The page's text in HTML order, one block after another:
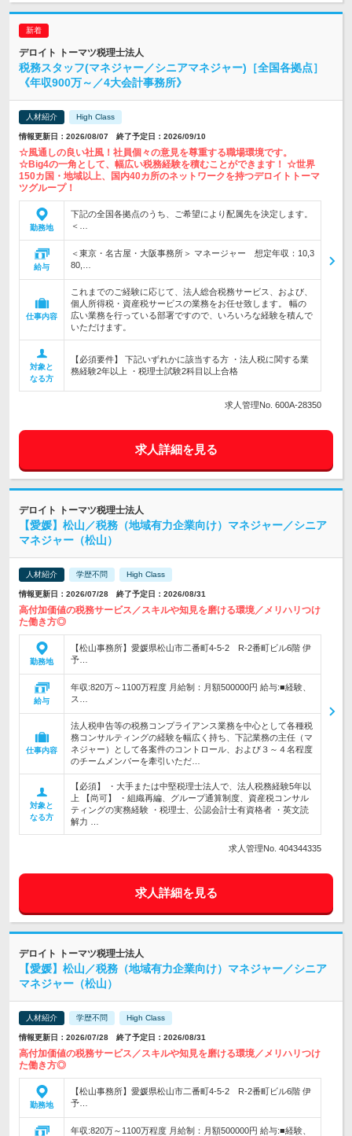
デロイト トーマツ税理士法人
税務スタッフ(マネジャー／シニアマネジャー)［全国各拠点］
《年収900万～／4大会計事務所》
人材紹介 High Class
情報更新日：2026/08/07 終了予定日：2026/09/10
☆風通しの良い社風！社員個々の意見を尊重する職場環境です。
☆Big4の一角として、幅広い税務経験を積むことができます！ ☆世界
150カ国・地域以上、国内40カ所のネットワークを持つデロイトトーマ
ツグループ！
勤務地
下記の全国各拠点のうち、ご希望により配属先を決定します。
＜…
給与
＜東京・名古屋・大阪事務所＞ マネージャー 想定年収：10,3
80,…
仕事内容
これまでのご経験に応じて、法人総合税務サービス、および、
個人所得税・資産税サービスの業務をお任せ致します。 幅の
広い業務を行っている部署ですので、いろいろな経験を積んで
いただけます。
対象と
なる方
【必須要件】 下記いずれかに該当する方 ・法人税に関する業
務経験2年以上 ・税理士試験2科目以上合格
求人管理No. 600A-28350
求人詳細を見る
デロイト トーマツ税理士法人
【愛媛】松山／税務（地域有力企業向け）マネジャー／シニア
マネジャー（松山）
人材紹介 学歴不問 High Class
情報更新日：2026/07/28 終了予定日：2026/08/31
高付加価値の税務サービス／スキルや知見を磨ける環境／メリハリつけ
た働き方◎
勤務地
【松山事務所】愛媛県松山市二番町4-5-2 R-2番町ビル6階 伊
予…
給与
年収:820万～1100万程度 月給制：月額500000円 給与:■経験、
ス…
仕事内容
法人税申告等の税務コンプライアンス業務を中心として各種税
務コンサルティングの経験を幅広く持ち、下記業務の主任（マ
ネジャー）として各案件のコントロール、および３～４名程度
のチームメンバーを牽引いただ…
対象と
なる方
【必須】 ・大手または中堅税理士法人で、法人税務経験5年以
上 【尚可】 ・組織再編、グループ通算制度、資産税コンサル
ティングの実務経験 ・税理士、公認会計士有資格者 ・英文読
解力 …
求人管理No. 404344335
求人詳細を見る
デロイト トーマツ税理士法人
【愛媛】松山／税務（地域有力企業向け）マネジャー／シニア
マネジャー（松山）
人材紹介 学歴不問 High Class
情報更新日：2026/07/28 終了予定日：2026/08/31
高付加価値の税務サービス／スキルや知見を磨ける環境／メリハリつけ
た働き方◎
勤務地
【松山事務所】愛媛県松山市二番町4-5-2 R-2番町ビル6階 伊
予…
年収:820万～1100万程度 月給制：月額500000円 給与:■経験、